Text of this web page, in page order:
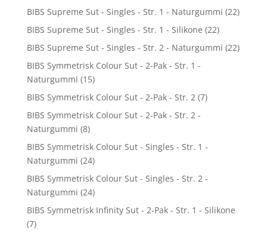
BIBS Supreme Sut - Singles - Str. 1 - Naturgummi (22)
BIBS Supreme Sut - Singles - Str. 1 - Silikone (22)
BIBS Supreme Sut - Singles - Str. 2 - Naturgummi (22)
BIBS Symmetrisk Colour Sut - 2-Pak - Str. 1 -
Naturgummi (15)
BIBS Symmetrisk Colour Sut - 2-Pak - Str. 2 (7)
BIBS Symmetrisk Colour Sut - 2-Pak - Str. 2 -
Naturgummi (8)
BIBS Symmetrisk Colour Sut - Singles - Str. 1 -
Naturgummi (24)
BIBS Symmetrisk Colour Sut - Singles - Str. 2 -
Naturgummi (24)
BIBS Symmetrisk Infinity Sut - 2-Pak - Str. 1 - Silikone
(7)